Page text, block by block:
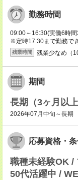
勤務時間
09:00～16:30(実働6時
※定時17:30まで勤務で
残業時間 残業少なめ（
期間
長期（3ヶ月以上
2026年07月中旬～長
応募資格・
職種未経験OK /
50代活躍中 /